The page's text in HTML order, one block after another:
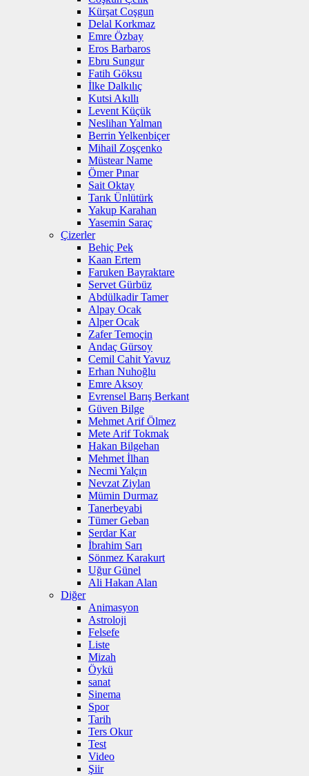
Kürşat Coşgun
Delal Korkmaz
Emre Özbay
Eros Barbaros
Ebru Sungur
Fatih Göksu
İlke Dalkılıç
Kutsi Akıllı
Levent Küçük
Neslihan Yalman
Berrin Yelkenbiçer
Mihail Zoşçenko
Müstear Name
Ömer Pınar
Sait Oktay
Tarık Ünlütürk
Yakup Karahan
Yasemin Saraç
Çizerler
Behiç Pek
Kaan Ertem
Faruken Bayraktare
Servet Gürbüz
Abdülkadir Tamer
Alpay Ocak
Alper Ocak
Zafer Temoçin
Andaç Gürsoy
Cemil Cahit Yavuz
Erhan Nuhoğlu
Emre Aksoy
Evrensel Barış Berkant
Güven Bilge
Mehmet Arif Ölmez
Mete Arif Tokmak
Hakan Bilgehan
Mehmet İlhan
Necmi Yalçın
Nevzat Ziylan
Mümin Durmaz
Tanerbeyabi
Tümer Geban
Serdar Kar
İbrahim Sarı
Sönmez Karakurt
Uğur Günel
Ali Hakan Alan
Diğer
Animasyon
Astroloji
Felsefe
Liste
Mizah
Öykü
sanat
Sinema
Spor
Tarih
Ters Okur
Test
Video
Şiir